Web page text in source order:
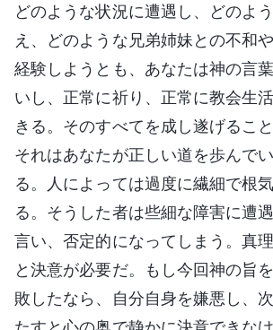
どのような状況に遭遇し、どのよ
え、どのような兄弟姉妹との不和
経験しようとも、あなたは神の言
いし、正常に祈り、正常に教会生
きる。そのすべてを成し遂げるこ
それはあなたが正しい道を歩んで
る。人によっては過度に繊細で根
る。そうした者は些細な障害に遭
言い、否定的になってしまう。真
と決意が必要だ。もし今回神の旨
敗したなら、自分自身を嫌悪し、